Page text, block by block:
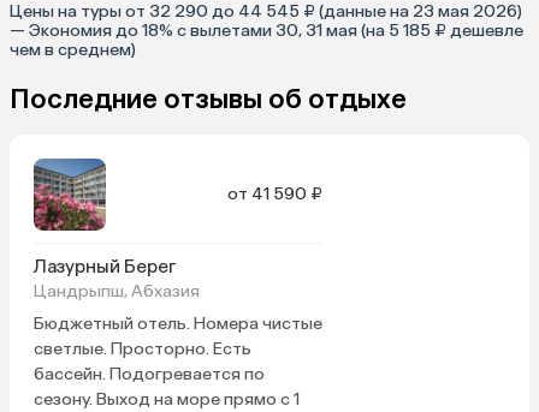
Цены на туры от 32 290 до 44 545 ₽ (данные на 23 мая 2026)
— Экономия до 18% с вылетами 30, 31 мая (на 5 185 ₽ дешевле
чем в среднем)
Последние отзывы об отдыхе
от 41 590 ₽
Лазурный Берег
Цандрыпш, Абхазия
Бюджетный отель. Номера чистые
светлые. Просторно. Есть
бассейн. Подогревается по
сезону. Выход на море прямо с 1